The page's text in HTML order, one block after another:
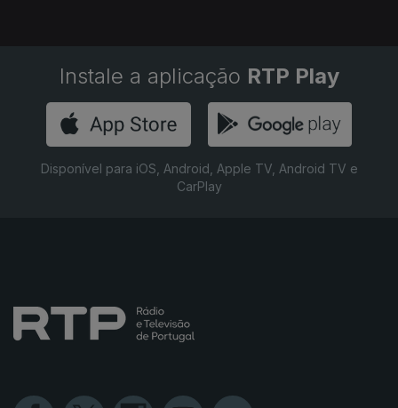
Instale a aplicação RTP Play
Disponível para iOS, Android, Apple TV, Android TV e
CarPlay